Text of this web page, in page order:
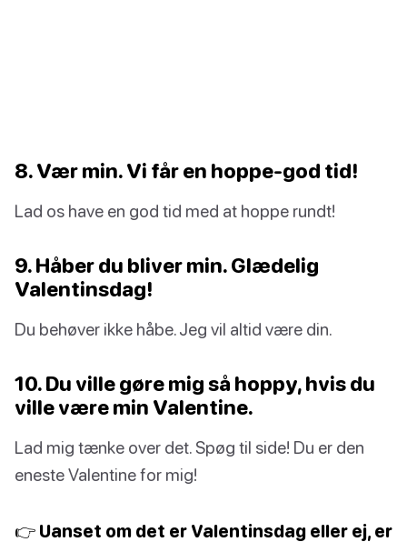
8. Vær min. Vi får en hoppe-god tid!
Lad os have en god tid med at hoppe rundt!
9. Håber du bliver min. Glædelig
Valentinsdag!
Du behøver ikke håbe. Jeg vil altid være din.
10. Du ville gøre mig så hoppy, hvis du
ville være min Valentine.
Lad mig tænke over det. Spøg til side! Du er den
eneste Valentine for mig!
👉 Uanset om det er Valentinsdag eller ej, er